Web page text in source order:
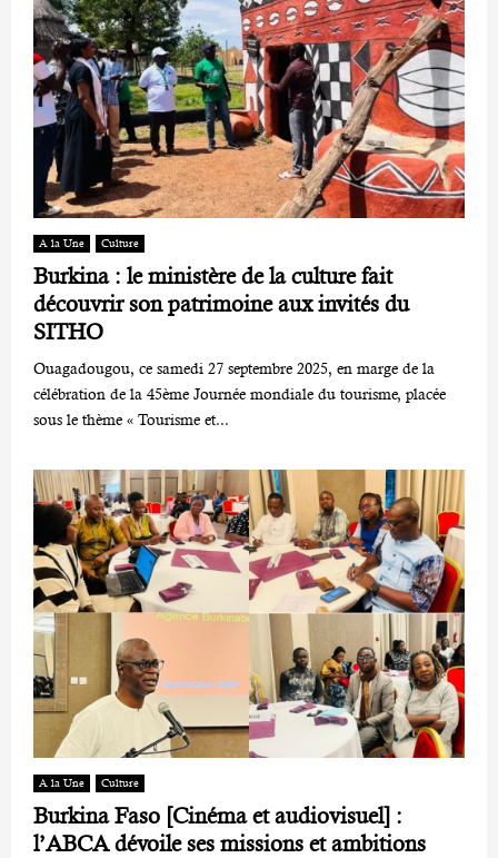
A la Une Culture
Burkina : le ministère de la culture fait
découvrir son patrimoine aux invités du
SITHO
Ouagadougou, ce samedi 27 septembre 2025, en marge de la
célébration de la 45ème Journée mondiale du tourisme, placée
sous le thème « Tourisme et...
A la Une Culture
Burkina Faso [Cinéma et audiovisuel] :
l’ABCA dévoile ses missions et ambitions